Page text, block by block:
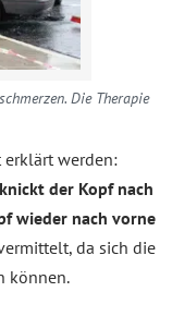
Die Therapie
werden:
knickt der Kopf nach
wieder nach vorne
da sich die
können.